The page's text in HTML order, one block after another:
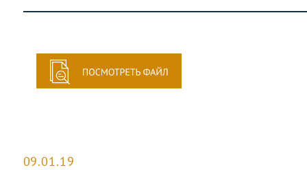
09.01.19